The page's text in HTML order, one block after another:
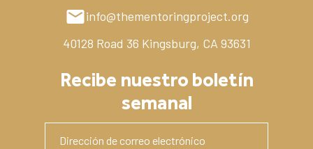
info@thementoringproject.org
40128 Road 36 Kingsburg, CA 93631
Recibe nuestro boletín
semanal